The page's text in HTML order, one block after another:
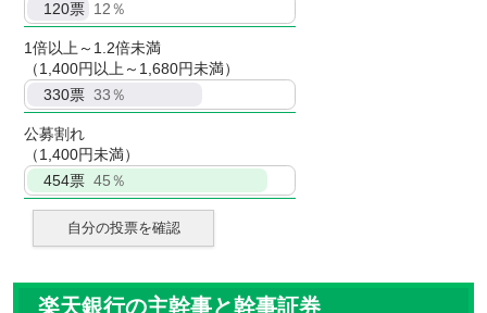
120票 12％
1倍以上～1.2倍未満
（1,400円以上～1,680円未満）
330票 33％
公募割れ
（1,400円未満）
454票 45％
自分の投票を確認
楽天銀行の主幹事と幹事証券